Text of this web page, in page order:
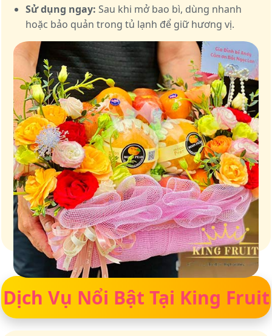
Sử dụng ngay: Sau khi mở bao bì, dùng nhanh
hoặc bảo quản trong tủ lạnh để giữ hương vị.
Giữ trọn vị ngọt của thiên nhiên
Dịch Vụ Nổi Bật Tại King Fruit